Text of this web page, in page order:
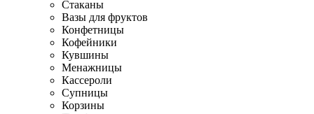
Стаканы
Вазы для фруктов
Конфетницы
Кофейники
Кувшины
Менажницы
Кассероли
Супницы
Корзины